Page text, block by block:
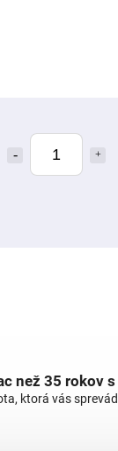
než 35 rokov
ktorá vás